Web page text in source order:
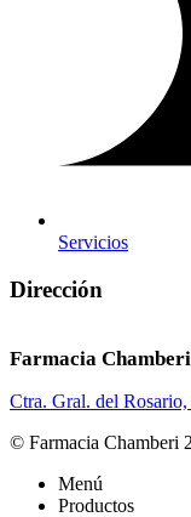
Servicios
Dirección
Farmacia Chamberi
Ctra. Gral. del
© Farmacia Chamberi
Menú
Productos